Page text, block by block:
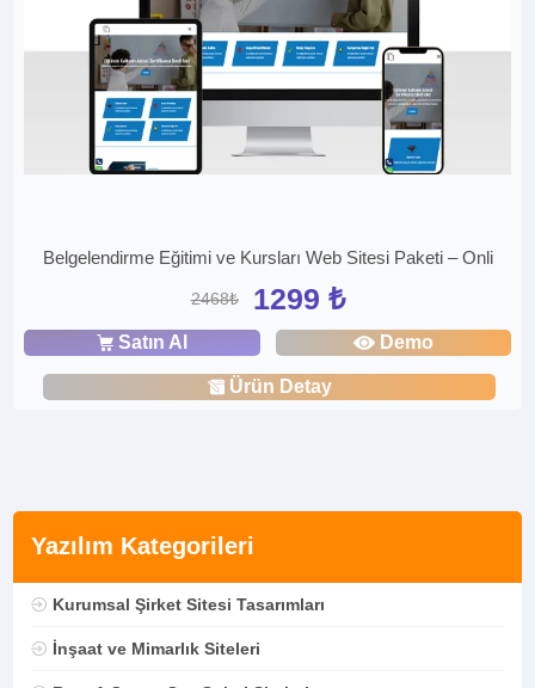
Yazılım Kategorileri
Kurumsal Şirket Sitesi Tasarımları
İnşaat ve Mimarlık Siteleri
Belgelendirme Eğitimi ve Kursları Web Sitesi Paketi – Onli
2468₺ 1299 ₺
Satın Al Demo
Ürün Detay